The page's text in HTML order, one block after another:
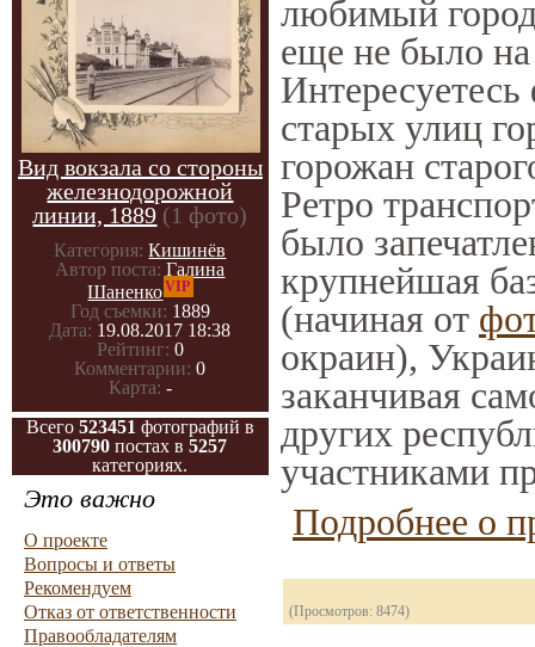
Вид вокзала со стороны
железнодорожной
линии, 1889 (1 фото)
Категория: Кишинёв
Автор поста: Галина
ШаненкоVIP
Год съемки: 1889
Дата: 19.08.2017 18:38
Рейтинг: 0
Комментарии: 0
Карта: -
Всего 523451 фотографий в
300790 постах в5257
категориях.
Это важно
О проекте
Вопросы и ответы
Рекомендуем
Отказ от ответственности
Правообладателям
любимый
еще не было на
Интересуетесь
старых улиц
горожан
Ретро
было
крупнейшая
(начиная от
окраин),
заканчивая
других
участниками
Подробнее о
(Просмотров: 8474)